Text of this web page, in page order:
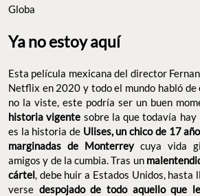
Globa
Ya no estoy aquí
Esta película mexicana del director
Netflix en 2020 y todo el mundo habló de
no la viste, este podría ser un buen
historia vigente sobre la que todavía hay
es la historia de Ulises, un chico de 17
marginadas de Monterreycuya vida
amigos y de la cumbia. Tras un
cártel, debe huir a Estados Unidos, hasta
verse despojado de todo aquello que